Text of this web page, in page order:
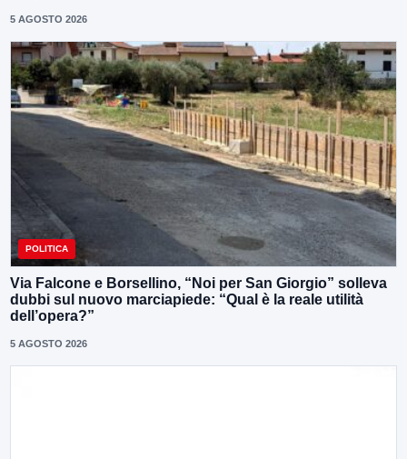
5 AGOSTO 2026
POLITICA
Via Falcone e Borsellino, “Noi per San Giorgio” solleva
dubbi sul nuovo marciapiede: “Qual è la reale utilità
dell’opera?”
5 AGOSTO 2026